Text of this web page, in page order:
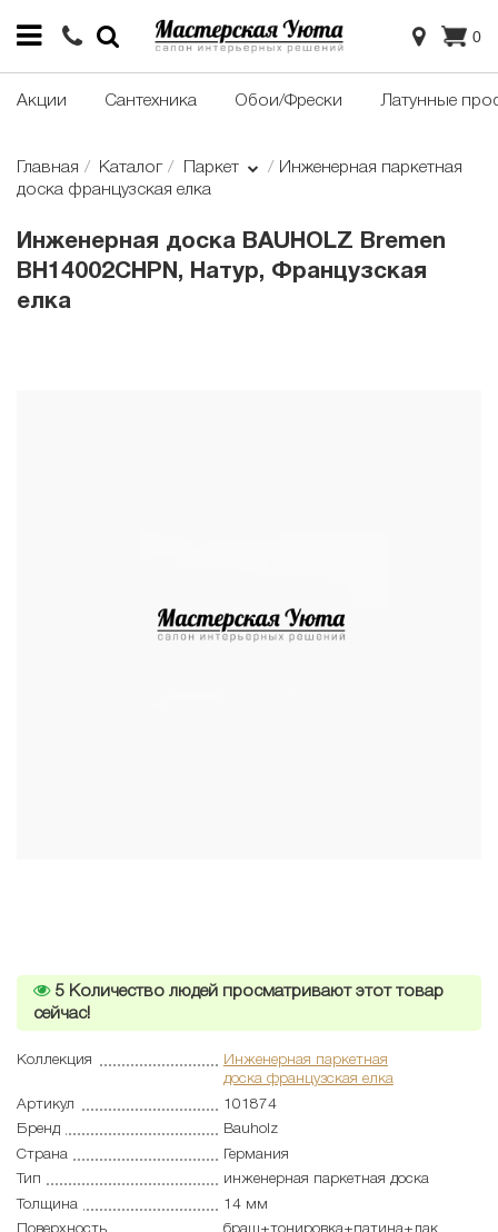
0
Акции Сантехника Обои/Фрески Латунные
Главная Каталог Паркет
Инженерная паркетная
доска французская елка
Инженерная доска BAUHOLZ Bremen
BH14002CHPN, Натур, Французская
елка
5 Количество людей просматривают этот товар
сейчас!
Коллекция
Инженерная паркетная
доска французская елка
Артикул
101874
Бренд
Bauholz
Страна
Германия
Тип
инженерная паркетная доска
Толщина
14 мм